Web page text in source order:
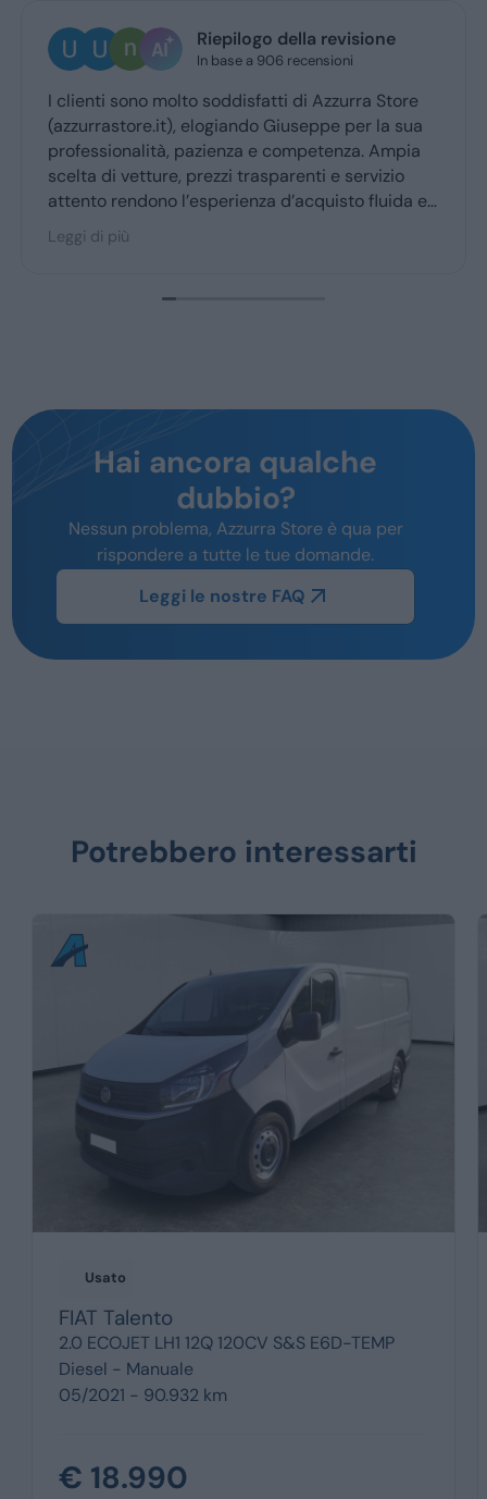
Riepilogo della revisione
In base a 906 recensioni
sono molto soddisfatti di Azzurra Store
elogiando Giuseppe per la sua
pazienza e competenza. Ampia
di vetture, prezzi trasparenti e servizio
rendono l’esperienza d’acquisto fluida e
per la maggior parte degli utenti.
di più
Hai ancora qualche
dubbio?
Nessun problema, Azzurra Store è qua per
rispondere a tutte le tue domande.
Leggi le nostre FAQ
Potrebbero interessarti
Usato
FIAT Talento
2.0 ECOJET LH1 12Q 120CV S&S E6D-TEMP
Diesel - Manuale
05/2021 - 90.932 km
€ 18.990